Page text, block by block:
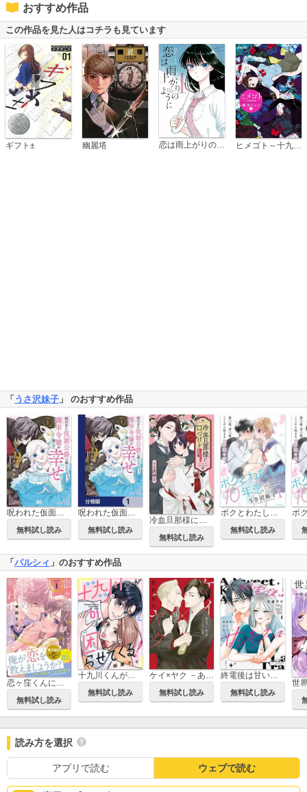
おすすめ作品
この作品を見た人はコチラも見ています
ギフト± 幽麗塔 恋は雨上がりのように
「 うさ沢妹子 」 のおすすめ作品
呪われた仮面公爵に嫁いだ薄幸令嬢の掴んだ幸せ
無料試し読み
呪われた仮面公爵に嫁いだ薄幸令嬢の掴んだ幸せ【分冊版】
無料試し読み
無料試し読み
ボクとわたしの10年恋
無料試し読み
「 パルシィ 」のおすすめ作品
恋ヶ窪くんにはじめてを奪われました
無料試し読み
十九川くんが困らせてくる！
無料試し読み
ケイ×ヤク －あぶない相棒－
無料試し読み
終電後は甘いキスして
無料試し読み
読み方を選択
アプリで読む ウェブで読む